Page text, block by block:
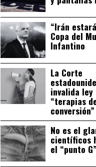
“Irán
Copa del
Infantino
La Corte
invalida
“terapias
conversión”
No es el
científicos
el “punto